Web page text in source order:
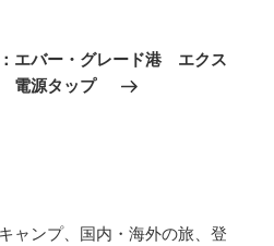
エバー・グレード港 エクス
電源タップ
ャンプ、国内・海外の旅、登